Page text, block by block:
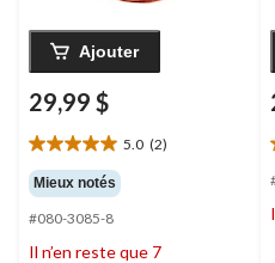
Ajouter
29,99 $
5.0 (2)
5.0
étoile(s)
sur
5.
2
Mieux notés
#080-3085-8
Il n’en reste que 7